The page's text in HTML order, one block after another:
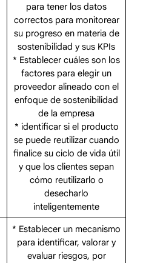
para tener los datos
correctos para monitorear
su progreso en materia de
sostenibilidad y sus KPIs
* Establecer cuáles son los
factores para elegir un
proveedor alineado con el
enfoque de sostenibilidad
de la empresa
* identificar si el producto
se puede reutilizar cuando
finalice su ciclo de vida útil
y que los clientes sepan
cómo reutilizarlo o
desecharlo
inteligentemente
* Establecer un mecanismo
para identificar, valorar y
evaluar riesgos, por